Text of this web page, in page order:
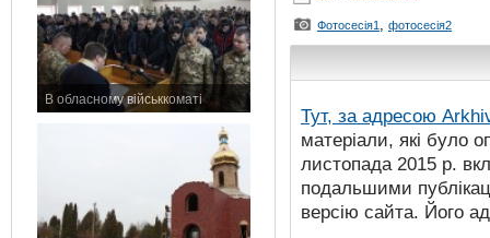
В обласному військкоматі
Фотосесія1 , фотосесія2
Тут, за адресою
матеріали, які було
листопада 2015 р.
подальшими
версію сайта. Його